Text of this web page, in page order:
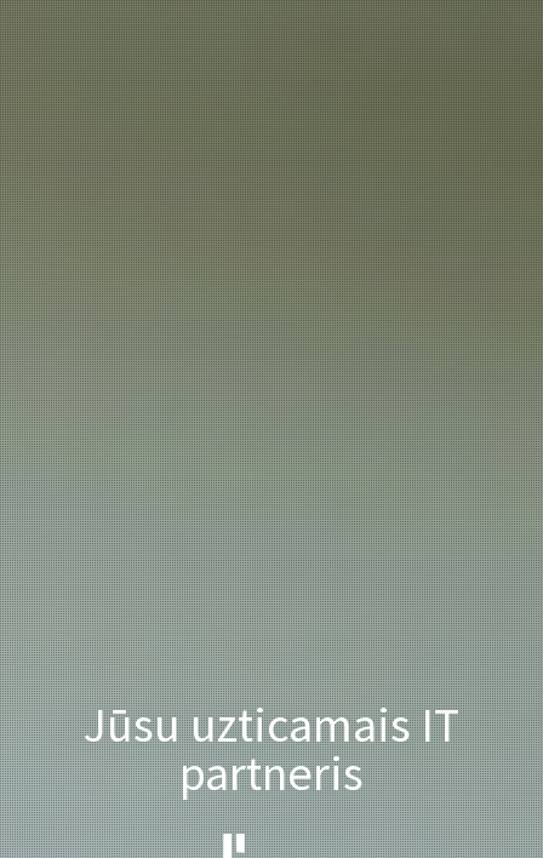
Jūsu uzticamais IT
partneris